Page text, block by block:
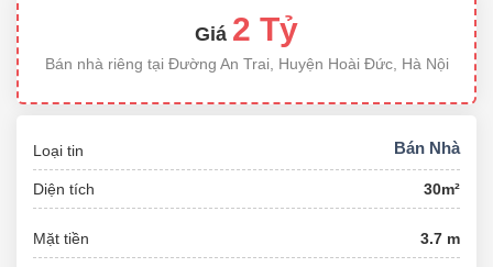
Giá 2 Tỷ
Bán nhà riêng tại Đường An Trai, Huyện Hoài Đức, Hà Nội
Loại tin Bán Nhà
Diện tích 30m²
Mặt tiền 3.7 m